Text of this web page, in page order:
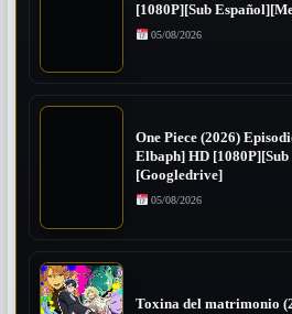
[1080P][Sub
05/08/2026
One Piece (2026)
Elbaph] HD
[Googledrive]
05/08/2026
Toxina del matrimonio